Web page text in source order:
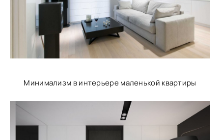
Минимализм в интерьере маленькой квартиры